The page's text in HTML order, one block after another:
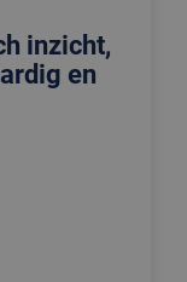
inzicht,
en